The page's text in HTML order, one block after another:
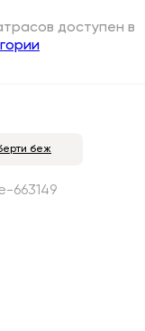
доступен в
беж